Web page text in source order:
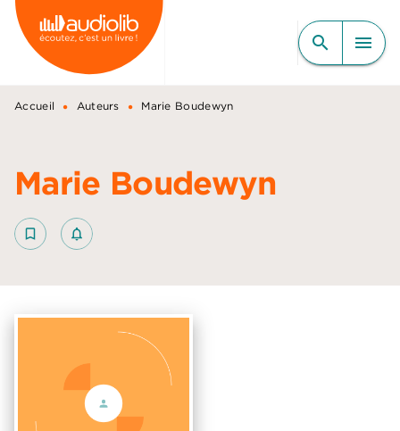
MENU RECHERCHE
CONTENU
PIED DE PAGE
search menu
Accueil • Auteurs • Marie Boudewyn
Marie Boudewyn
bookmark_border notifications_none_outlined